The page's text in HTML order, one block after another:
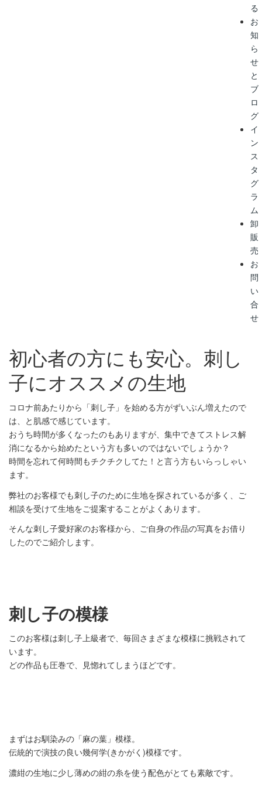
る
お
知
ら
せ
と
ブ
ロ
グ
イ
ン
ス
タ
グ
ラ
ム
卸
販
売
お
問
い
合
せ
初心者の方にも安心。刺し
子にオススメの生地
コロナ前あたりから「刺し子」を始める方がずいぶん増えたので
は、と肌感で感じています。
おうち時間が多くなったのもありますが、集中できてストレス解
消になるから始めたという方も多いのではないでしょうか？
時間を忘れて何時間もチクチクしてた！と言う方もいらっしゃい
ます。
弊社のお客様でも刺し子のために生地を探されているが多く、ご
相談を受けて生地をご提案することがよくあります。
そんな刺し子愛好家のお客様から、ご自身の作品の写真をお借り
したのでご紹介します。
刺し子の模様
このお客様は刺し子上級者で、毎回さまざまな模様に挑戦されて
います。
どの作品も圧巻で、見惚れてしまうほどです。
まずはお馴染みの「麻の葉」模様。
伝統的で演技の良い幾何学(きかがく)模様です。
濃紺の生地に少し薄めの紺の糸を使う配色がとても素敵です。